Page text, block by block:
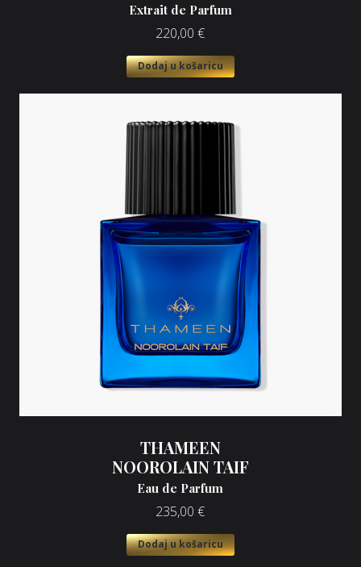
Extrait de Parfum
220,00 €
Dodaj u košaricu
THAMEEN
NOOROLAIN TAIF
Eau de Parfum
235,00 €
Dodaj u košaricu